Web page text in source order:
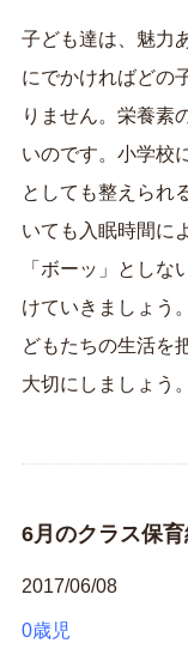
子ども達は、魅力
にでかければどの
りません。栄養素
いのです。小学校
としても整えられ
いても入眠時間に
「ボーッ」とし
けていきましょう
どもたちの生活を
大切にしましょう。
6月のクラス保
2017/06/08
0歳児